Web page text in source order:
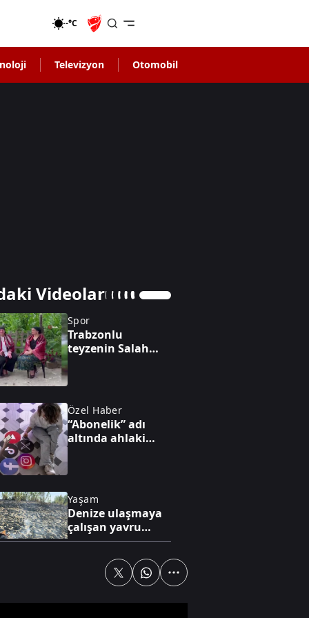
-°C
Televizyon Otomobil
Videolar
Spor
Trabzonlu
teyzenin Salah
Özel Haber
“Abonelik” adı
altında ahlaki
Yaşam
Denize ulaşmaya
çalışan yavru
caretta ateşte can
Özel Haber
Aynı mecra farklı